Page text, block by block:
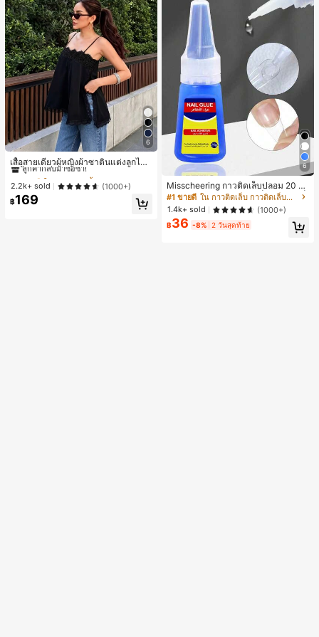
6
เสื้อสายเดี่ยวผู้หญิงผ้าซาตินแต่งลูกไม้
- เสื้อสายเดี่ยวฤดูร้อนสีขากีมีรอยผ่าด้า
นข้างที่น่าดึงดูด ลำลองสีดำ สำหรับเธอ
#1 ขายดี
ใน ชายหาด เสื้อกล้ามผู้หญิง & Camis
ลูกค้ากลับมาซื้อซ้ำ!
#1 ขายดี
ลูกค้ากลับมาซื้อซ้ำ!
#1 ขายดี
ลูกค้ากลับมาซื้อซ้ำ!
#1 ขายดี
ใน ชายหาด เสื้อกล้ามผู้หญิง & Camis
2.2k+ sold (1000+)
฿169
6
Misscheering กาวติดเล็บปลอม 20 กรั
ม แรงยึดสูง เจลสติกเกอร์เล็บนุ่ม แห้งเร็
ว เหมาะสำหรับผู้เริ่มต้นทำเล็บ ติดทนน
าน
#1 ขายดี
ใน กาวติดเล็บ กาวติดเล็บและสารยึดติด
1.4k+ sold
(1000+)
฿36 -8% 2 วันสุดท้าย